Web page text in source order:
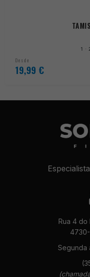
1 ·
Desde
19,99 €
Rua 4 do
Segunda